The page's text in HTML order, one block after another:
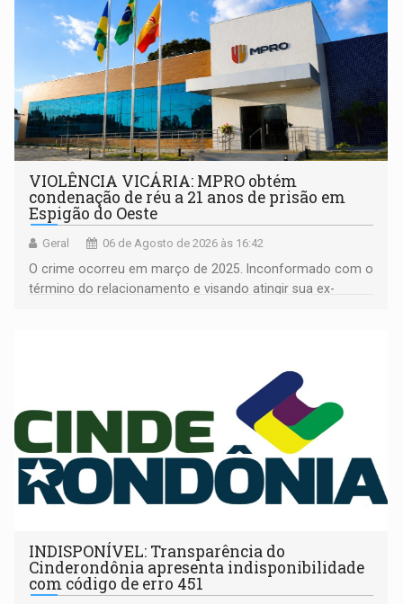
VIOLÊNCIA VICÁRIA: MPRO obtém
condenação de réu a 21 anos de prisão em
Espigão do Oeste
Geral 06 de Agosto de 2026 às 16:42
O crime ocorreu em março de 2025. Inconformado com o
término do relacionamento e visando atingir sua ex-
INDISPONÍVEL: Transparência do
Cinderondônia apresenta indisponibilidade
com código de erro 451